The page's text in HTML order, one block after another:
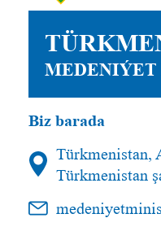
Biz barada
Türkmenistan,
Türkmenistan